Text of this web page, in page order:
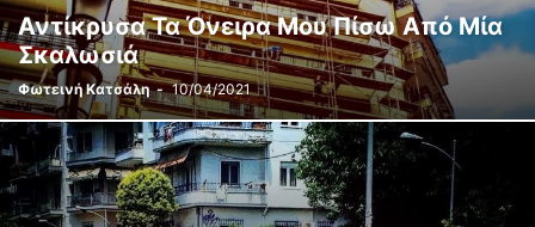
Αντίκρυσα Τα Όνειρα Μου Πίσω Από Μία
Σκαλωσιά
Φωτεινή Κατσάλη - 10/04/2021